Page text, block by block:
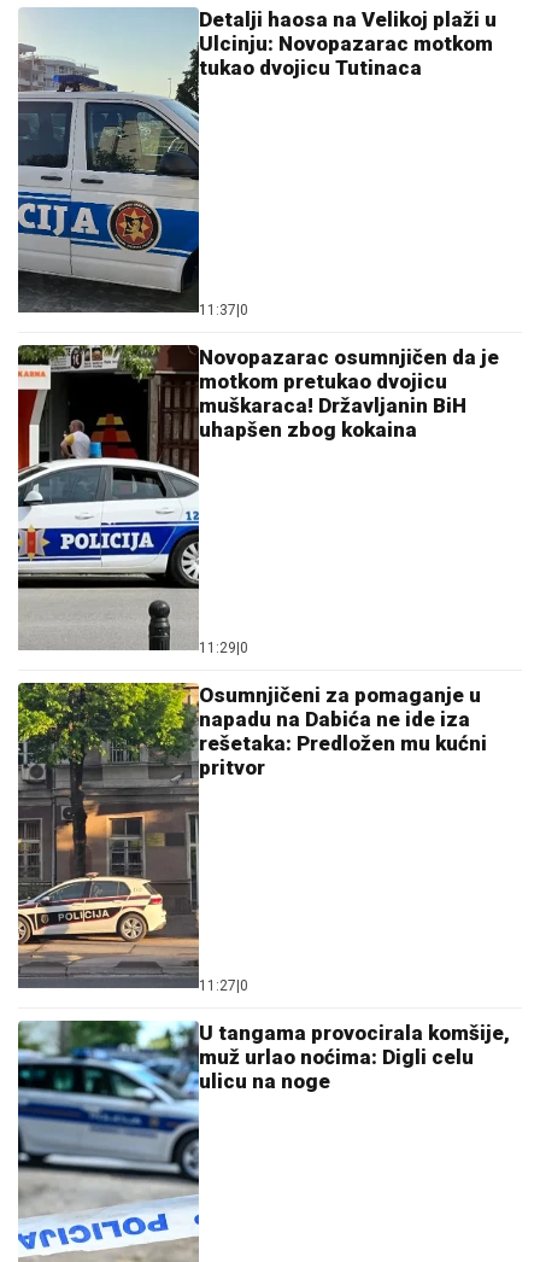
kompletan spisak destinacija u Srbiji
06. 08. 2026 06:38
naslednim faktorima i blizanačkoj trudnoći
06. 08. 2026 07:32
Четврти Дечји вараличарски куп у недељу у Сивцу
06. 08. 2026 09:12
Ракић: Евидентиране пријаве за свих 30.000
туристичких ваучера за пензионере
06. 08. 2026 08:53
Матуранти и ове године бирају исто: Психологија,
медицина и ФОН у врху, али тржиште тражи друге
стручњаке